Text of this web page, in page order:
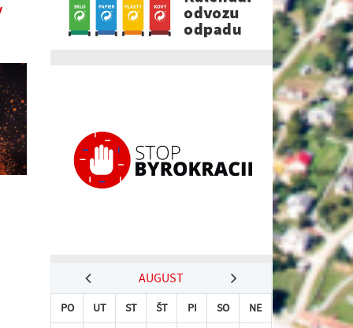
AUGUST
PO UT ST ŠT PI SO
NE